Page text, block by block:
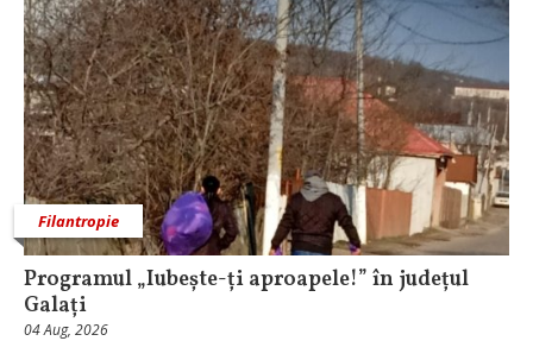
Filantropie
Programul „Iubește-ți aproapele!” în județul
Galați
04 Aug, 2026